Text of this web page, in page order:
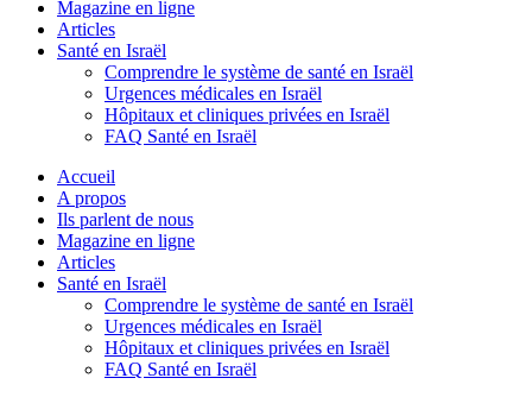
Magazine en ligne
Articles
Santé en Israël
Comprendre le système de santé en Israël
Urgences médicales en Israël
Hôpitaux et cliniques privées en Israël
FAQ Santé en Israël
Accueil
A propos
Ils parlent de nous
Magazine en ligne
Articles
Santé en Israël
Comprendre le système de santé en Israël
Urgences médicales en Israël
Hôpitaux et cliniques privées en Israël
FAQ Santé en Israël